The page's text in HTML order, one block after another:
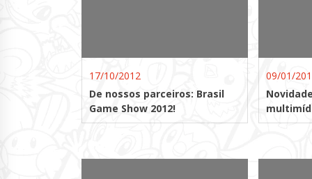
17/10/2012
De nossos parceiros: Brasil
Game Show 2012!
09/01/